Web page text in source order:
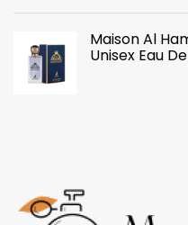
Maison Al
Unisex Eau